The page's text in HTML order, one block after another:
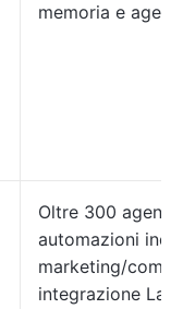
memoria e
Oltre 300 agenti
automazioni
marketing/
integrazione